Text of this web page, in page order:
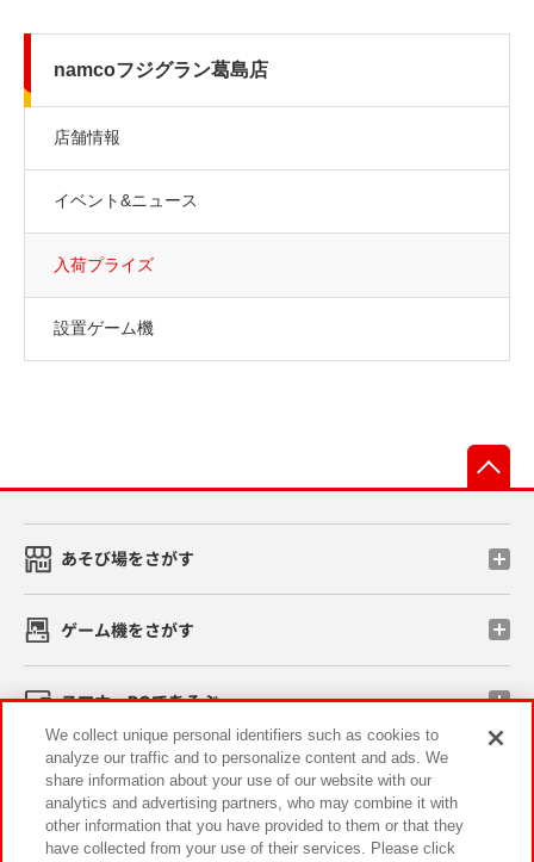
namcoフジグラン葛島店
店舗情報
イベント&ニュース
入荷プライズ
設置ゲーム機
あそび場をさがす
ゲーム機をさがす
スマホ・PCであそぶ
イベント・キャンペーン
We collect unique personal identifiers such as cookies to
analyze our traffic and to personalize content and ads. We
share information about your use of our website with our
analytics and advertising partners, who may combine it with
other information that you have provided to them or that they
have collected from your use of their services. Please click